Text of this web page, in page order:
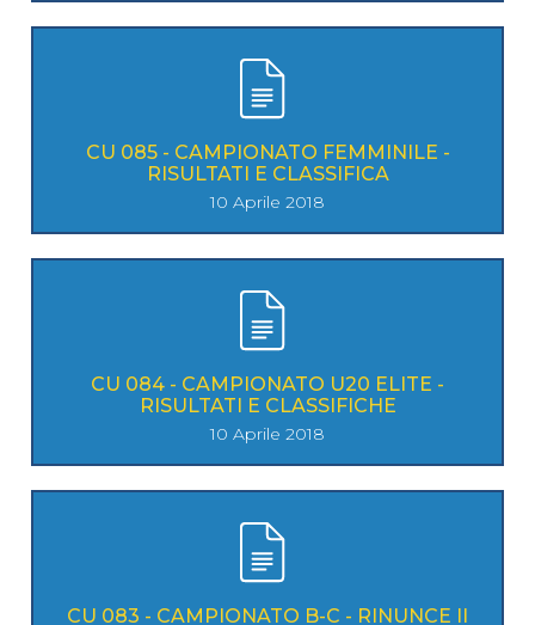
CU 085 - CAMPIONATO FEMMINILE -
RISULTATI E CLASSIFICA
10 Aprile 2018
CU 084 - CAMPIONATO U20 ELITE -
RISULTATI E CLASSIFICHE
10 Aprile 2018
CU 083 - CAMPIONATO B-C - RINUNCE II